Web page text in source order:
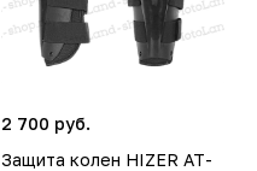
2 700 руб.
Защита колен HIZER AT-